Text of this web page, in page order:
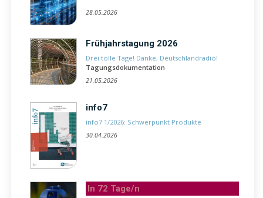
28.05.2026
Frühjahrstagung 2026
Drei tolle Tage! Danke, Deutschlandradio!
Tagungsdokumentation
21.05.2026
info7
info7 1/2026: Schwerpunkt Produkte
30.04.2026
In 72 Tage/n